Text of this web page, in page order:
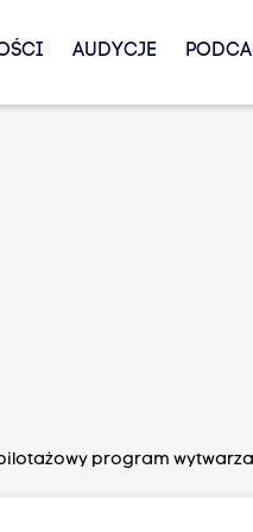
AUDYCJE
pilotażowy program